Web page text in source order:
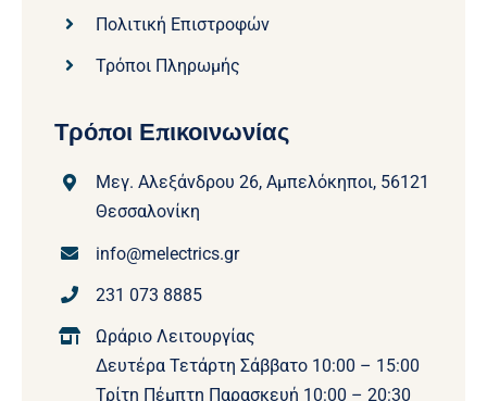
Πολιτική Επιστροφών
Τρόποι Πληρωμής
Τρόποι Επικοινωνίας
Μεγ. Αλεξάνδρου 26, Αμπελόκηποι, 56121
Θεσσαλονίκη
info@melectrics.gr
231 073 8885
Ωράριο Λειτουργίας
Δευτέρα Τετάρτη Σάββατο 10:00 – 15:00
Τρίτη Πέμπτη Παρασκευή 10:00 – 20:30